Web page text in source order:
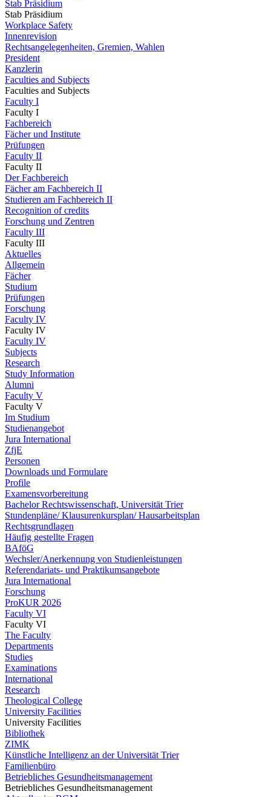
Stab Präsidium
Stab Präsidium
Workplace Safety
Innenrevision
Rechtsangelegenheiten, Gremien, Wahlen
President
Kanzlerin
Faculties and Subjects
Faculties and Subjects
Faculty I
Faculty I
Fachbereich
Fächer und Institute
Prüfungen
Faculty II
Faculty II
Der Fachbereich
Fächer am Fachbereich II
Studieren am Fachbereich II
Recognition of credits
Forschung und Zentren
Faculty III
Faculty III
Aktuelles
Allgemein
Fächer
Studium
Prüfungen
Forschung
Faculty IV
Faculty IV
Faculty IV
Subjects
Research
Study Information
Alumni
Faculty V
Faculty V
Im Studium
Studienangebot
Jura International
ZfjE
Personen
Downloads und Formulare
Profile
Examensvorbereitung
Bachelor Rechtswissenschaft, Universität Trier
Stundenpläne/ Klausurenkursplan/ Hausarbeitsplan
Rechtsgrundlagen
Häufig gestellte Fragen
BAföG
Wechsler/Anerkennung von Studienleistungen
Referendariats- und Praktikumsangebote
Jura International
Forschung
ProKUR 2026
Faculty VI
Faculty VI
The Faculty
Departments
Studies
Examinations
International
Research
Theological College
University Facilities
University Facilities
Bibliothek
ZIMK
Künstliche Intelligenz an der Universität Trier
Familienbüro
Betriebliches Gesundheitsmanagement
Betriebliches Gesundheitsmanagement